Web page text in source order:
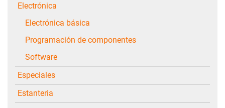
Electrónica
Electrónica básica
Programación de componentes
Software
Especiales
Estanteria